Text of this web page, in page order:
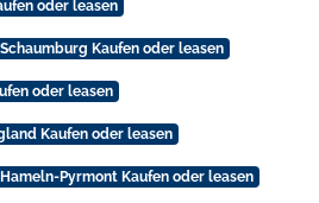
oder leasen
Kaufen oder leasen
oder leasen
Kaufen oder leasen
Pyrmont Kaufen oder leasen